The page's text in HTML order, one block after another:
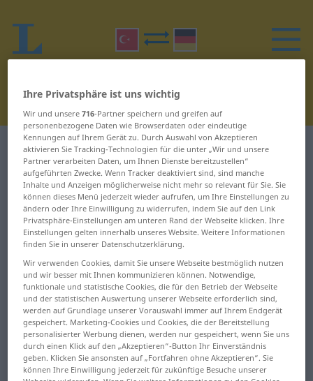
Türkisch-Deutsch Wörterbuch D 37
Wörter auf Türkisch, die mit D
beginnen – düşmek ... dış deri
düşmek
düşsel
düşsüz
düşük
düşüklük
düşünüş
düşürmek
düşürtmek
düşürücü
düşürülmek
Ihre Privatsphäre ist uns wichtig
Wir und unsere716-Partner speichern und greifen auf
personenbezogene Daten wie Browserdaten oder eindeutige
Kennungen auf Ihrem Gerät zu. Durch Auswahl von Akzeptieren
aktivieren Sie Tracking-Technologien für die unter „Wir und unsere
Partner verarbeiten Daten, um Ihnen Dienste bereitzustellen“
aufgeführten Zwecke. Wenn Tracker deaktiviert sind, sind manche
Inhalte und Anzeigen möglicherweise nicht mehr so relevant für Sie. Sie
können dieses Menü jederzeit wieder aufrufen, um Ihre Einstellungen zu
ändern oder Ihre Einwilligung zu widerrufen, indem Sie auf den Link
Privatsphäre-Einstellungen am unteren Rand der Webseite klicken. Ihre
Einstellungen gelten innerhalb unseres Website. Weitere Informationen
finden Sie in unserer Datenschutzerklärung.
Wir verwenden Cookies, damit Sie unsere Webseite bestmöglich nutzen
und wir besser mit Ihnen kommunizieren können. Notwendige,
funktionale und statistische Cookies, die für den Betrieb der Webseite
und der statistischen Auswertung unserer Webseite erforderlich sind,
werden auf Grundlage unserer Vorauswahl immer auf Ihrem Endgerät
gespeichert. Marketing-Cookies und Cookies, die der Bereitstellung
personalisierter Werbung dienen, werden nur gespeichert, wenn Sie uns
durch einen Klick auf den „Akzeptieren“-Button Ihr Einverständnis
geben. Klicken Sie ansonsten auf „Fortfahren ohne Akzeptieren“. Sie
können Ihre Einwilligung jederzeit für zukünftige Besuche unserer